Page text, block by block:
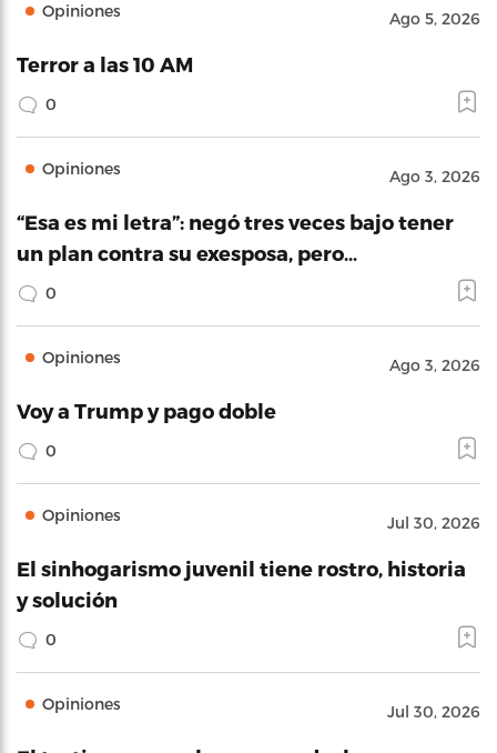
Opiniones Ago 5, 2026
Terror a las 10 AM
0
Opiniones Ago 3, 2026
“Esa es mi letra”: negó tres veces bajo tener
un plan contra su exesposa, pero…
0
Opiniones Ago 3, 2026
Voy a Trump y pago doble
0
Opiniones Jul 30, 2026
El sinhogarismo juvenil tiene rostro, historia
y solución
0
Opiniones Jul 30, 2026